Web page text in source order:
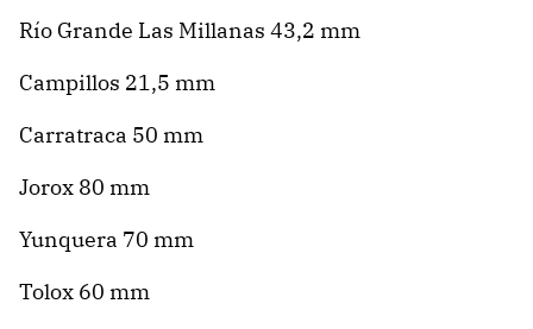
Río Grande Las Millanas 43,2 mm
Campillos 21,5 mm
Carratraca 50 mm
Jorox 80 mm
Yunquera 70 mm
Tolox 60 mm